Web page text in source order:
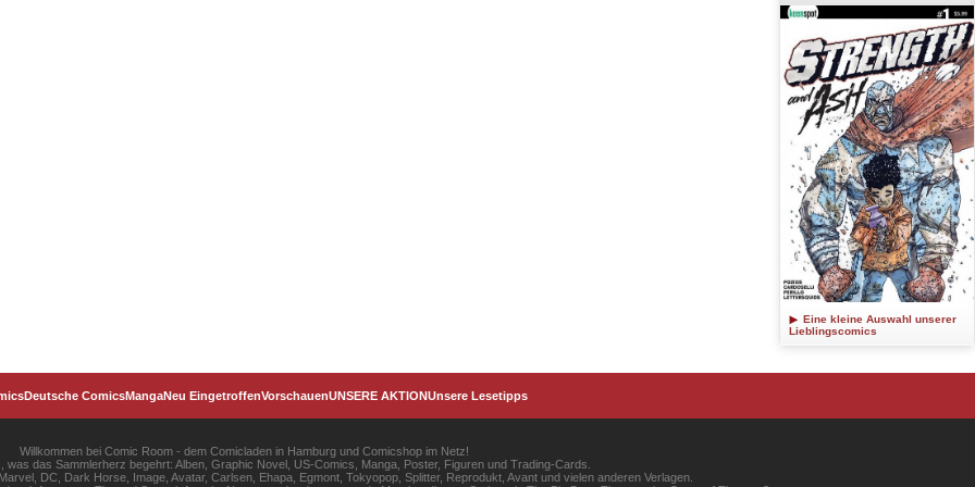
Eine kleine Auswahl unserer
Lieblingscomics
Deutsche ComicsMangaNeu EingetroffenVorschauenUNSERE AKTIONUnsere Lesetipps
Willkommen bei Comic Room - dem Comicladen in Hamburg und Comicshop im Netz!
was das Sammlerherz begehrt: Alben, Graphic Novel, US-Comics, Manga, Poster, Figuren und Trading-Cards.
DC, Dark Horse, Image, Avatar, Carlsen, Ehapa, Egmont, Tokyopop, Splitter, Reprodukt, Avant und vielen anderen Verlagen.